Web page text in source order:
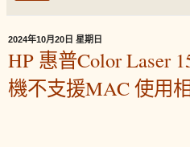
2024年10月20日 星期日
HP 惠普Color Laser
機不支援MAC 使用